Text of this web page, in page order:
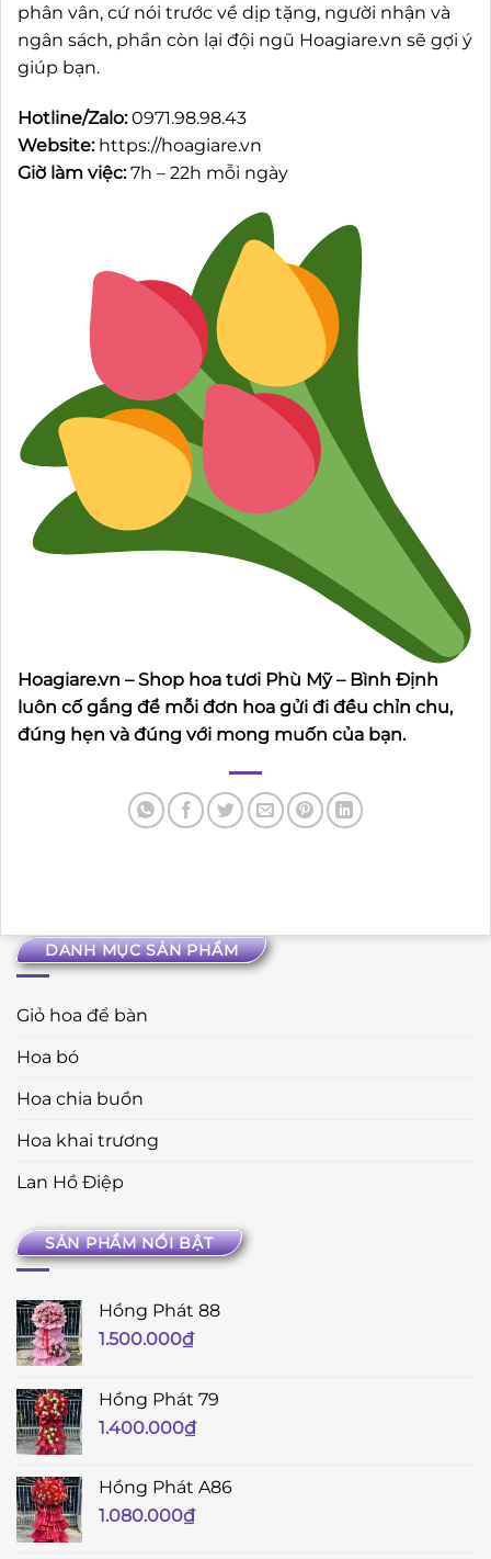
DANH MỤC SẢN PHẨM
Giỏ hoa để bàn
Hoa bó
Hoa chia buồn
Hoa khai trương
Lan Hồ Điệp
SẢN PHẨM NỔI BẬT
Hồng Phát 88
1.500.000₫
Hồng Phát 79
1.400.000₫
Hồng Phát A86
1.080.000₫
phân vân, cứ nói trước về dịp tặng, người nhận và
ngân sách, phần còn lại đội ngũ Hoagiare.vn sẽ gợi ý
giúp bạn.
Hotline/Zalo:0971.98.98.43
Website: https://hoagiare.vn
Giờ làm việc:7h – 22h mỗi ngày
Hoagiare.vn – Shop hoa tươi Phù Mỹ – Bình Định
luôn cố gắng để mỗi đơn hoa gửi đi đều chỉn chu,
đúng hẹn và đúng với mong muốn của bạn.